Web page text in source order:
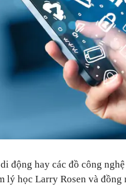
động hay các đồ công
lý học Larry Rosen và